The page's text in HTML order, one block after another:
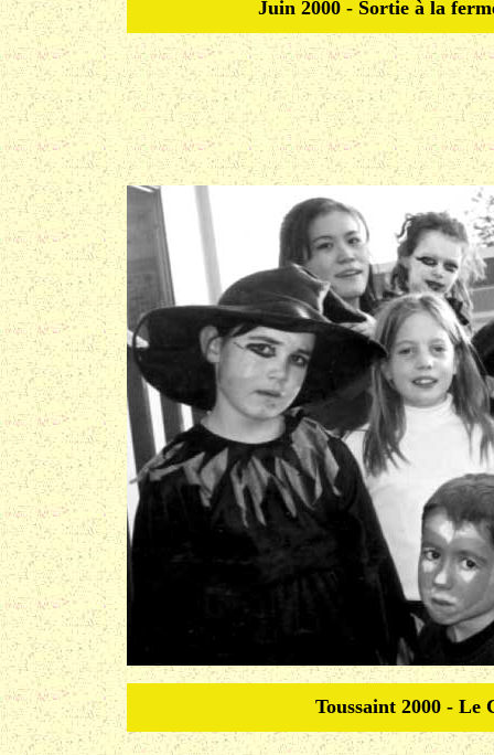
Juin 2000 - Sortie à la
Toussaint 2000 - Le